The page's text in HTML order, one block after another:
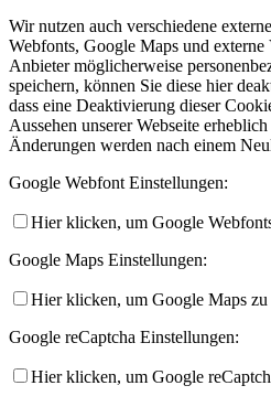
Wir nutzen auch verschiedene
Webfonts, Google Maps und externe
Anbieter möglicherweise
speichern, können Sie diese hier
dass eine Deaktivierung dieser
Aussehen unserer Webseite
Änderungen werden nach einem
Google Webfont Einstellungen:
Hier klicken, um Google
Google Maps Einstellungen:
Hier klicken, um Google Maps
Google reCaptcha Einstellungen:
Hier klicken, um Google